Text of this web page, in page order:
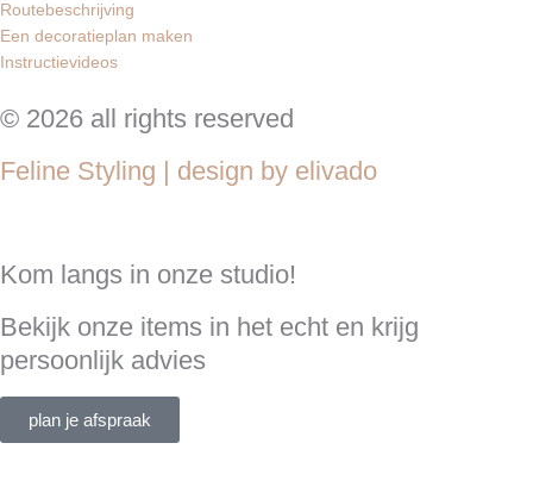
Routebeschrijving
Een decoratieplan maken
Instructievideos
© 2026 all rights reserved
Feline Styling | design by elivado
Kom langs in onze studio!
Bekijk onze items in het echt en krijg
persoonlijk advies
plan je afspraak